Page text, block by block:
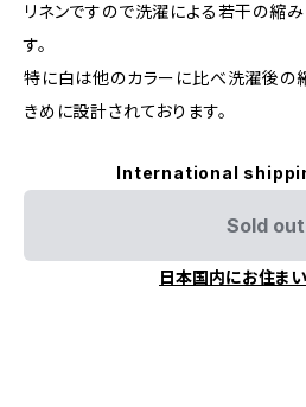
リネンですので洗濯による若干の縮
す。
特に白は他のカラーに比べ洗濯後の
きめに設計されております。
International
Sold out
日本国内にお住ま